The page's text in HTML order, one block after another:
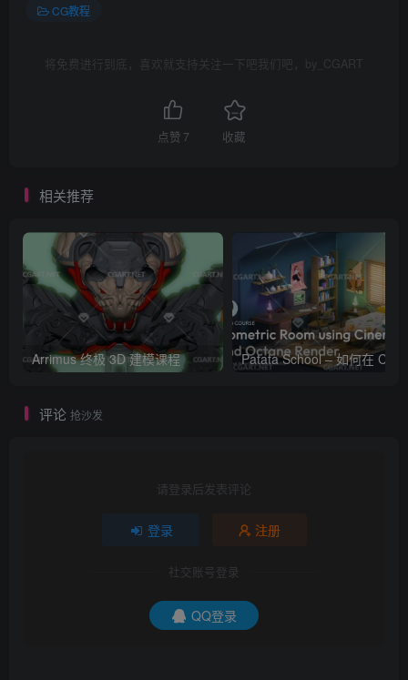
CG教程
将免费进行到底，喜欢就支持关注一下吧我们吧，by_CGART
点赞 7 收藏
相关推荐
Arrimus 终极 3D 建模课程
评论 抢沙发
请登录后发表评论
登录 注册
社交账号登录
QQ登录